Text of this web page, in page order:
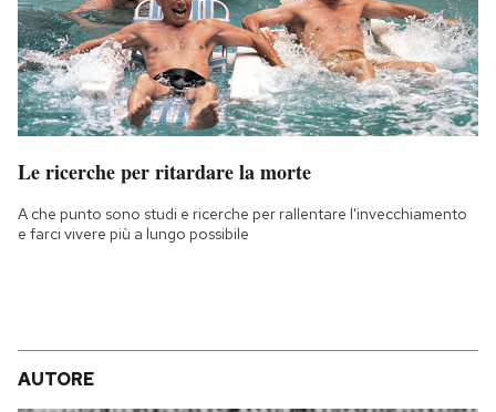
Le ricerche per ritardare la morte
A che punto sono studi e ricerche per rallentare l'invecchiamento
e farci vivere più a lungo possibile
AUTORE